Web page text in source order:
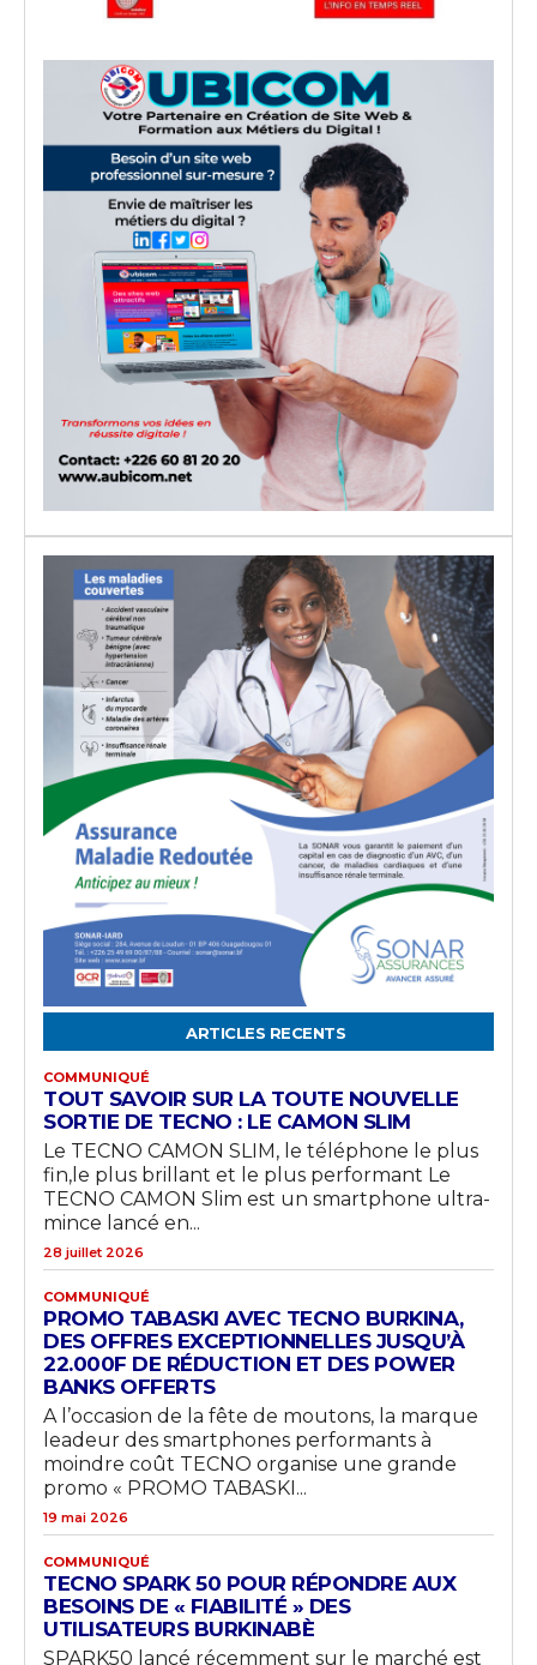
ARTICLES RECENTS
COMMUNIQUÉ
TOUT SAVOIR SUR LA TOUTE NOUVELLE
SORTIE DE TECNO : LE CAMON SLIM
Le TECNO CAMON SLIM, le téléphone le plus
fin,le plus brillant et le plus performant Le
TECNO CAMON Slim est un smartphone ultra-
mince lancé en...
28 juillet 2026
COMMUNIQUÉ
PROMO TABASKI AVEC TECNO BURKINA,
DES OFFRES EXCEPTIONNELLES JUSQU’À
22.000F DE RÉDUCTION ET DES POWER
BANKS OFFERTS
A l’occasion de la fête de moutons, la marque
leadeur des smartphones performants à
moindre coût TECNO organise une grande
promo « PROMO TABASKI...
19 mai 2026
COMMUNIQUÉ
TECNO SPARK 50 POUR RÉPONDRE AUX
BESOINS DE « FIABILITÉ » DES
UTILISATEURS BURKINABÈ
SPARK50 lancé récemment sur le marché est